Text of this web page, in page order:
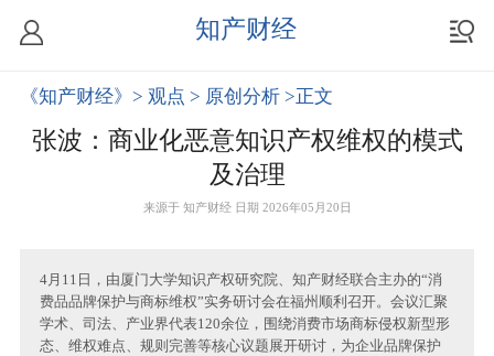
知产财经
《知产财经》 > 观点 > 原创分析 >正文
张波：商业化恶意知识产权维权的模式
及治理
来源于 知产财经 日期 2026年05月20日
4月11日，由厦门大学知识产权研究院、知产财经联合主办的“消
费品品牌保护与商标维权”实务研讨会在福州顺利召开。会议汇聚
学术、司法、产业界代表120余位，围绕消费市场商标侵权新型形
态、维权难点、规则完善等核心议题展开研讨，为企业品牌保护